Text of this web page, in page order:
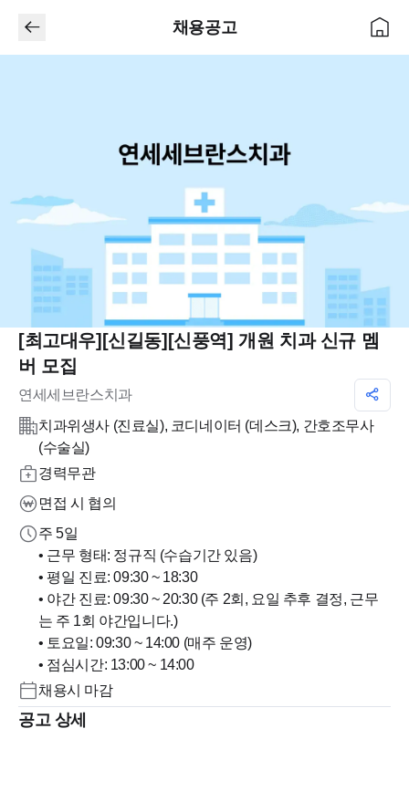
채용공고
[최고대우][신길동][신풍역] 개원 치과 신규 멤
버 모집
연세세브란스치과
치과위생사 (진료실), 코디네이터 (데스크), 간호조무사
(수술실)
경력무관
면접 시 협의
주 5일
• 근무 형태: 정규직 (수습기간 있음)
• 평일 진료: 09:30 ~ 18:30
• 야간 진료: 09:30 ~ 20:30 (주 2회, 요일 추후 결정, 근무
는 주 1회 야간입니다.)
• 토요일: 09:30 ~ 14:00 (매주 운영)
• 점심시간: 13:00 ~ 14:00
채용시 마감
공고 상세